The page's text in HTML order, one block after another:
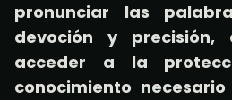
pronunciar las
devoción y
acceder a la
conocimiento